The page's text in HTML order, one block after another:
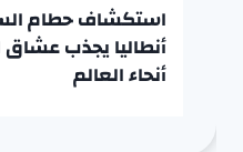
استكشاف حطام
أنطاليا يجذب
أنحاء العالم